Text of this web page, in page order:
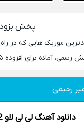
پخش
موزیک‌ هایی که در
رسمی، آماده برای
دانلود آهنگ لی لی لاو 2